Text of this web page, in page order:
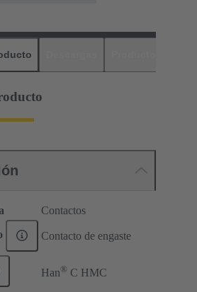
Contactos
Contacto de engaste
Han® C HMC